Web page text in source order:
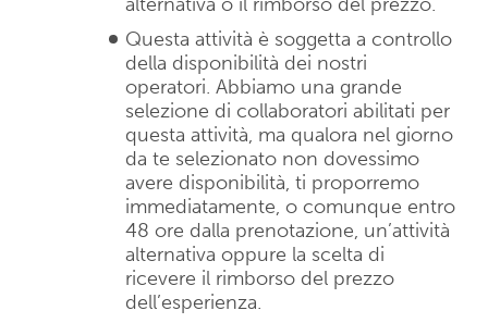
Questa attività è soggetta a controllo
della disponibilità dei nostri
operatori. Abbiamo una grande
selezione di collaboratori abilitati per
questa attività, ma qualora nel giorno
da te selezionato non dovessimo
avere disponibilità, ti proporremo
immediatamente, o comunque entro
48 ore dalla prenotazione, un’attività
alternativa oppure la scelta di
ricevere il rimborso del prezzo
dell’esperienza.